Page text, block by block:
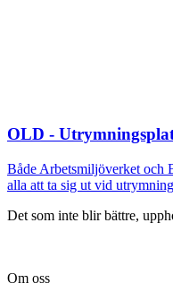
OLD -
Både Arbetsmiljöverket och
alla att ta sig ut vid
Det som inte blir bättre,
Om oss